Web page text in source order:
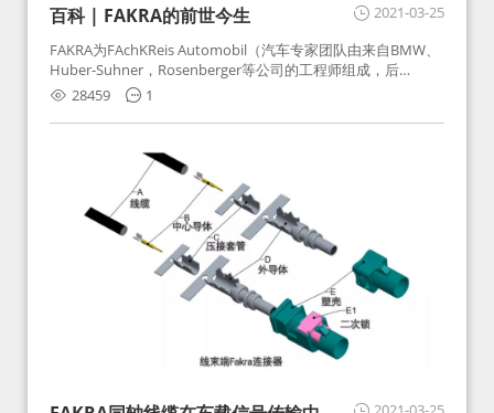
2021-03-25
百科 | FAKRA的前世今生
FAKRA为FAchKReis Automobil（汽车专家团队由来自BMW、
Huber-Suhner，Rosenberger等公司的工程师组成，后
Huber-Suhner相关连接器业务及技术在2010年并入
Rosenberger）缩写。起初为BMW需求用于车载收音机天线连
接，如今FAKRA已成为汽车行业通用标准的射频连接器，被业
28459 1